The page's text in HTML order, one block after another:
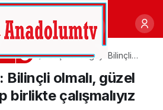
Başkan Tugay: Bilinçli
hep birlikte çalışmalıyız
Bilinçli olmalı, güzel
birlikte çalışmalıyız
Paylaş